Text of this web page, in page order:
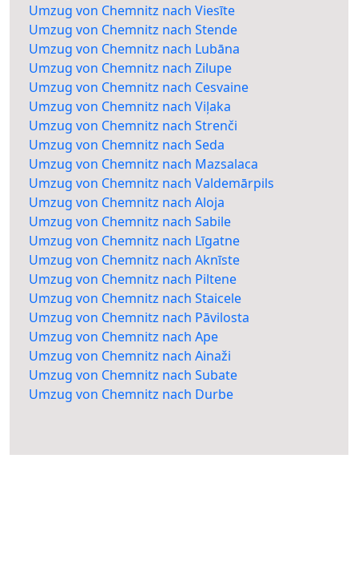
Umzug von Chemnitz nach Viesīte
Umzug von Chemnitz nach Stende
Umzug von Chemnitz nach Lubāna
Umzug von Chemnitz nach Zilupe
Umzug von Chemnitz nach Cesvaine
Umzug von Chemnitz nach Viļaka
Umzug von Chemnitz nach Strenči
Umzug von Chemnitz nach Seda
Umzug von Chemnitz nach Mazsalaca
Umzug von Chemnitz nach Valdemārpils
Umzug von Chemnitz nach Aloja
Umzug von Chemnitz nach Sabile
Umzug von Chemnitz nach Līgatne
Umzug von Chemnitz nach Aknīste
Umzug von Chemnitz nach Piltene
Umzug von Chemnitz nach Staicele
Umzug von Chemnitz nach Pāvilosta
Umzug von Chemnitz nach Ape
Umzug von Chemnitz nach Ainaži
Umzug von Chemnitz nach Subate
Umzug von Chemnitz nach Durbe